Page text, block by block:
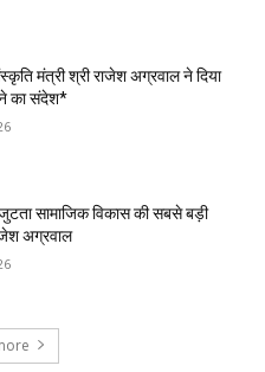
मंत्री श्री राजेश अग्रवाल ने दिया
का संदेश*
सामाजिक विकास की सबसे बड़ी
अग्रवाल